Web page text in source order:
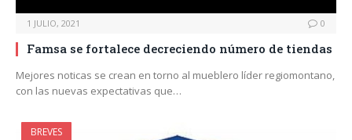
1 JULIO, 2021 0
Famsa se fortalece decreciendo número de tiendas
Mejores noticas se crean en torno al mueblero líder regiomontano,
con las nuevas expectativas que…
BREVES